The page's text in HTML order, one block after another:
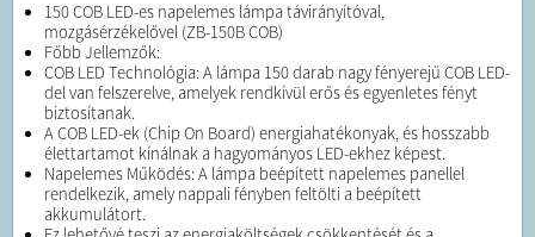
150 COB LED-es napelemes lámpa távirányítóval,
mozgásérzékelővel (ZB-150B COB)
Főbb Jellemzők:
COB LED Technológia: A lámpa 150 darab nagy fényerejű COB LED-
del van felszerelve, amelyek rendkívül erős és egyenletes fényt
biztosítanak.
A COB LED-ek (Chip On Board) energiahatékonyak, és hosszabb
élettartamot kínálnak a hagyományos LED-ekhez képest.
Napelemes Működés: A lámpa beépített napelemes panellel
rendelkezik, amely nappali fényben feltölti a beépített
akkumulátort.